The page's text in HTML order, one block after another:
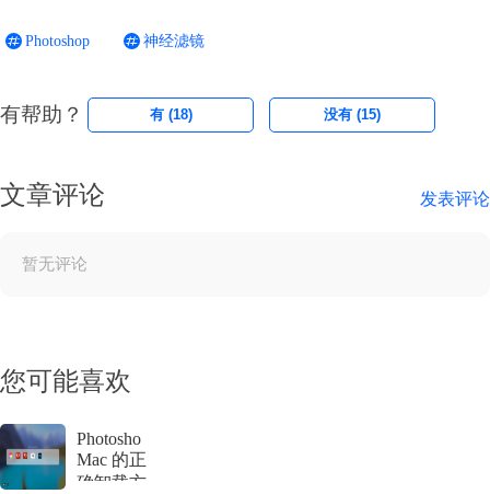
Photoshop 神经滤镜
有帮助？ 有 (18) 没有 (15)
文章评论 发表评论
暂无评论
您可能喜欢
Photosho
Mac 的正
确卸载方